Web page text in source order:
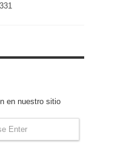
en nuestro sitio